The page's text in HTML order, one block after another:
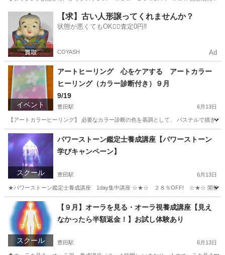
日野市 豊田駅 セミナー 風水
【求】古い人形譲ってくれませんか？
状態が悪くてもOK🙆‍♀️査定0円‼️
COYASH Ad
イベント
アートヒーリング 心をケアする アートカラー
ヒーリング（カラー診断付き）９月
9/19
豊田駅 6月13日
【アートカラーヒーリング】 必要なカラー診断の色を基調として、 パステルで描き
東京 日野市 豊田駅 ワークショップ お茶
スクール
パワーストーン鑑定士養成講座【パワーストーン
学びキャンペーン】
豊田駅 6月13日
★パワーストーン鑑定士養成講座 1day集中講座 ☆★☆ ２８％OFF! ☆★☆ 開催
東京 日野市 豊田駅 その他 ダウジング
スクール
【９月】オーラを見る・オーラ視養成講座【見え
なかったら半額返金！】お試し体験あり
豊田駅 6月13日